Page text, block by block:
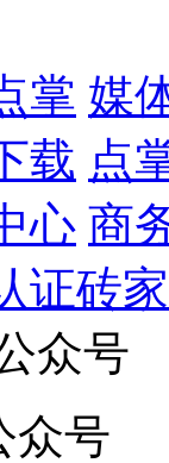
掌 媒
载 点
心 商
证砖家
众号